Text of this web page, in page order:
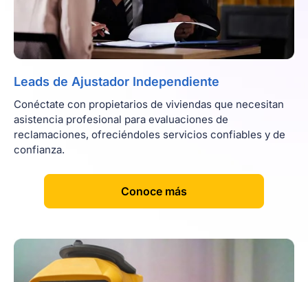
Leads de Ajustador Independiente
Conéctate con propietarios de viviendas que necesitan
asistencia profesional para evaluaciones de
reclamaciones, ofreciéndoles servicios confiables y de
confianza.
[
Conoce más]